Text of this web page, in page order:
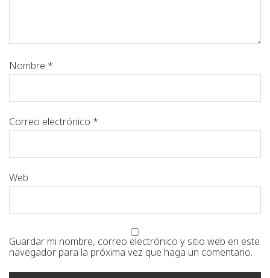
Nombre *
Correo electrónico *
Web
Guardar mi nombre, correo electrónico y sitio web en este
navegador para la próxima vez que haga un comentario.